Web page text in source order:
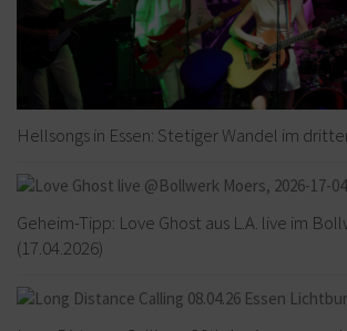
Hellsongs in Essen: Stetiger Wandel im
Geheim-Tipp: Love Ghost aus L.A. live im
(17.04.2026)